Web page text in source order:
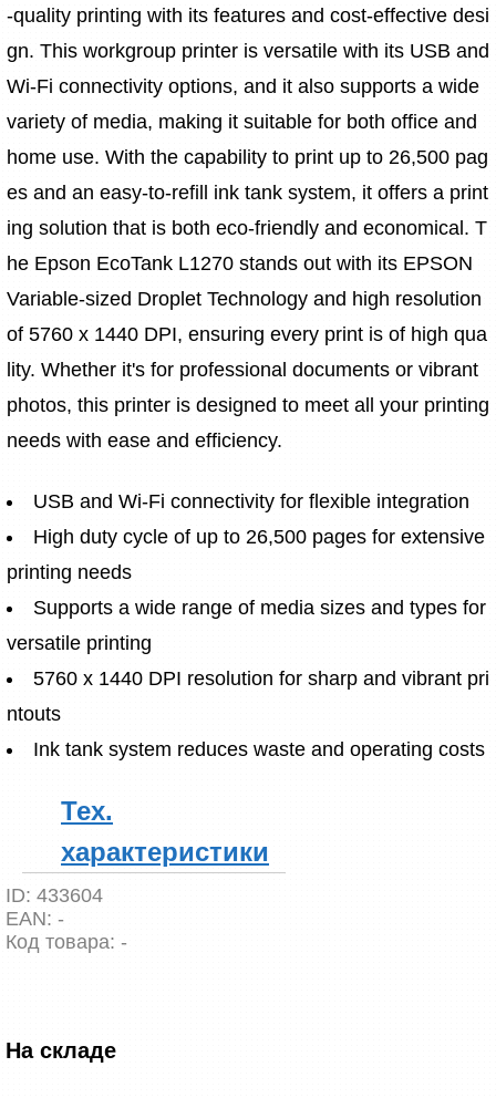
-quality printing with its features and cost-effective desi
gn. This workgroup printer is versatile with its USB and
Wi-Fi connectivity options, and it also supports a wide
variety of media, making it suitable for both office and
home use. With the capability to print up to 26,500 pag
es and an easy-to-refill ink tank system, it offers a print
ing solution that is both eco-friendly and economical. T
he Epson EcoTank L1270 stands out with its EPSON
Variable-sized Droplet Technology and high resolution
of 5760 x 1440 DPI, ensuring every print is of high qua
lity. Whether it's for professional documents or vibrant
photos, this printer is designed to meet all your printing
needs with ease and efficiency.
USB and Wi-Fi connectivity for flexible integration
High duty cycle of up to 26,500 pages for extensive
printing needs
Supports a wide range of media sizes and types for
versatile printing
5760 x 1440 DPI resolution for sharp and vibrant pri
ntouts
Ink tank system reduces waste and operating costs
Тех.
характеристики
ID: 433604
EAN: -
Код товара: -
На складе